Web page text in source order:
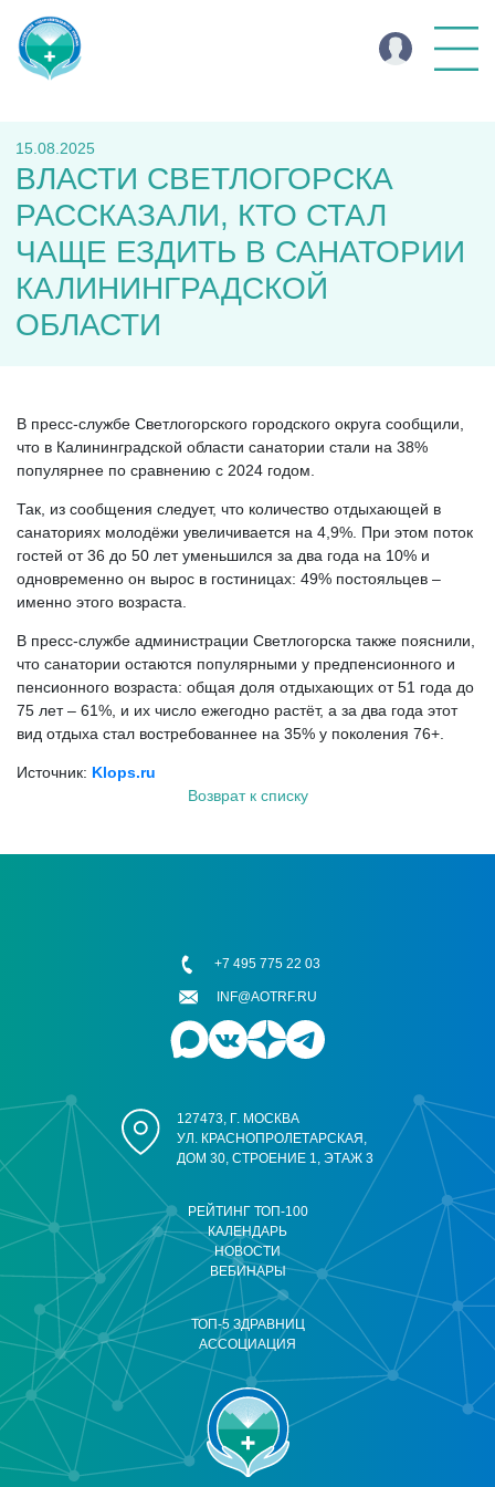
15.08.2025
ВЛАСТИ СВЕТЛОГОРСКА
РАССКАЗАЛИ, КТО СТАЛ
ЧАЩЕ ЕЗДИТЬ В САНАТОРИИ
КАЛИНИНГРАДСКОЙ
ОБЛАСТИ
В пресс-службе Светлогорского городского округа сообщили,
что в Калининградской области санатории стали на 38%
популярнее по сравнению с 2024 годом.
Так, из сообщения следует, что количество отдыхающей в
санаториях молодёжи увеличивается на 4,9%. При этом поток
гостей от 36 до 50 лет уменьшился за два года на 10% и
одновременно он вырос в гостиницах: 49% постояльцев –
именно этого возраста.
В пресс-службе администрации Светлогорска также пояснили,
что санатории остаются популярными у предпенсионного и
пенсионного возраста: общая доля отдыхающих от 51 года до
75 лет – 61%, и их число ежегодно растёт, а за два года этот
вид отдыха стал востребованнее на 35% у поколения 76+.
Источник: Klops.ru
Возврат к списку
РЕЙТИНГ ТОП-100
КАЛЕНДАРЬ
НОВОСТИ
ВЕБИНАРЫ
ТОП-5 ЗДРАВНИЦ
АССОЦИАЦИЯ
127473, Г. МОСКВА
УЛ. КРАСНОПРОЛЕТАРСКАЯ,
ДОМ 30, СТРОЕНИЕ 1, ЭТАЖ 3
+7 495 775 22 03
INF@AOTRF.RU